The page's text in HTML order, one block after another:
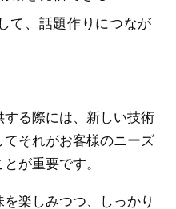
て、話題作りにつなが
る際には、新しい技術
それがお客様のニーズ
が重要です。
楽しみつつ、しっかり